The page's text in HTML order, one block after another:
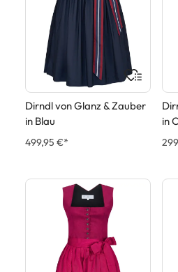
Dirndl von Glanz & Zauber
in Blau
499,95 €*
in